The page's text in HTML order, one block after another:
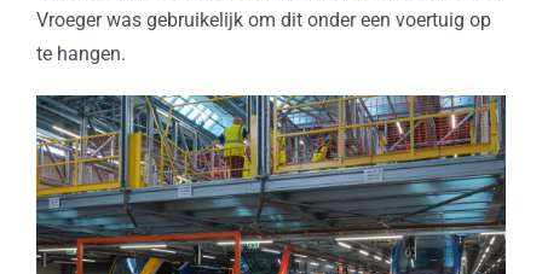
Vroeger was gebruikelijk om dit onder een voertuig op
te hangen.